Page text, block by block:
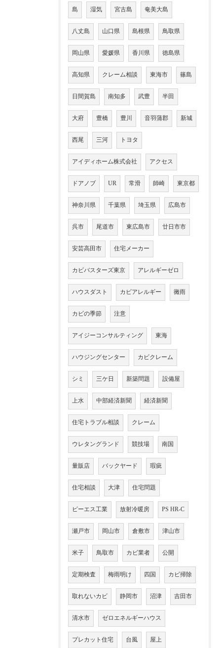
島 湿気 宮古島 奄美大島
八丈島 山口県 島根県 鳥取県
岡山県 愛媛県 香川県 徳島県
高知県 クレーム相談 東海市 篠島
日間賀島 南知多 武豊 半田
大府 豊橋 豊川 音羽蒲郡 新城
西尾 三河 トヨタ
アイディホーム株式会社 アクセス
ドアノブ UR 常滑 師崎 東京都
神奈川県 千葉県 埼玉県 広島市
呉市 尾道市 東広島市 廿日市市
安芸高田市 住宅メーカー
カビバスターズ東京 アレルギーゼロ
ハウスダスト カビアレルギー 黴雨
カビの季節 注意
アイジーコンサルティング 東海
ハウジングセンター カビクレーム
シミ 三ケ日 新築問題 設備屋
上水 中部経済新聞 経済新聞
住宅トラブル相談 クレーム
ウレタングランド 競技場 南国
量販店 バックヤード 瑕疵
住宅相談 大津 住宅問題
ピーエス工業 放射冷暖房 PS HR-C
瀬戸市 岡山市 倉敷市 津山市
米子 鳥取市 カビ業者 公開
定期検査 梅雨明け 四国 カビ掃除
取れないカビ 静岡市 沼津 吉田市
清水市 ゼロエネルギーハウス
プレカット住宅 台風 屋上